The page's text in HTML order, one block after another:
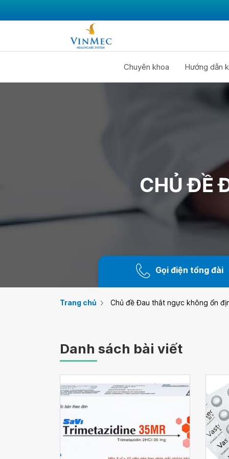
Chuyên khoa Hướng dẫn
CHỦ ĐỀ
Gọi điện tổng đài
Trang chủ Chủ đề Đau thắt ngực không ổn
Danh sách bài viết